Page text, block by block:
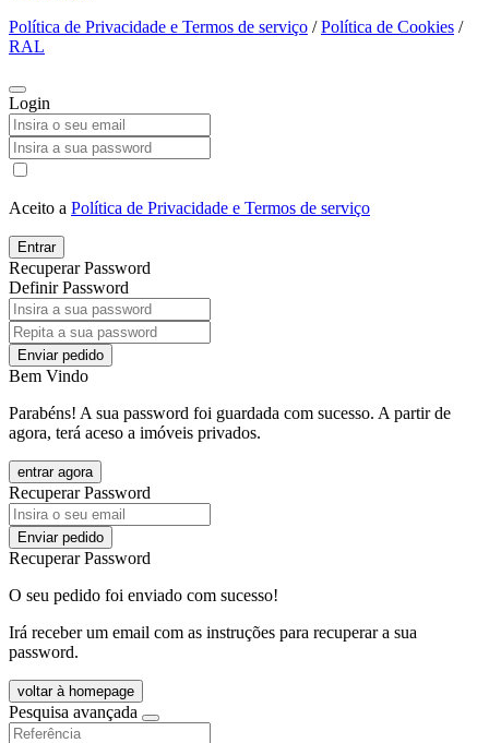
Política de Privacidade e Termos de serviço /Política de Cookies /
RAL
Login
Aceito a Política de Privacidade e Termos de serviço
Entrar
Recuperar Password
Definir Password
Enviar pedido
Bem Vindo
Parabéns! A sua password foi guardada com sucesso. A partir de
agora, terá aceso a imóveis privados.
entrar agora
Recuperar Password
Enviar pedido
Recuperar Password
O seu pedido foi enviado com sucesso!
Irá receber um email com as instruções para recuperar a sua
password.
voltar à homepage
Pesquisa avançada